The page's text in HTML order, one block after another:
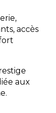
accès
aux